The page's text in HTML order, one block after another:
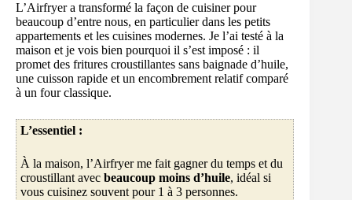
L’Airfryer a transformé la façon de cuisiner pour
beaucoup d’entre nous, en particulier dans les petits
appartements et les cuisines modernes. Je l’ai testé à la
maison et je vois bien pourquoi il s’est imposé : il
promet des fritures croustillantes sans baignade d’huile,
une cuisson rapide et un encombrement relatif comparé
à un four classique.
L’essentiel :
À la maison, l’Airfryer me fait gagner du temps et du
croustillant avec beaucoup moins d’huile, idéal si
vous cuisinez souvent pour 1 à 3 personnes.